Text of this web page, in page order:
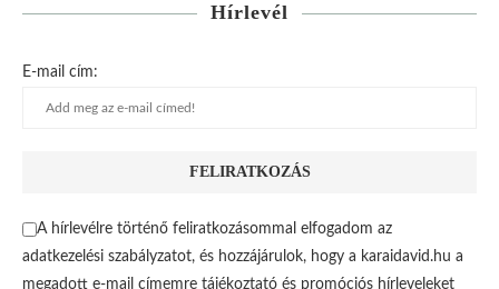
Hírlevél
E-mail cím:
A hírlevélre történő feliratkozásommal elfogadom az
adatkezelési szabályzatot, és hozzájárulok, hogy a karaidavid.hu a
megadott e-mail címemre tájékoztató és promóciós hírleveleket